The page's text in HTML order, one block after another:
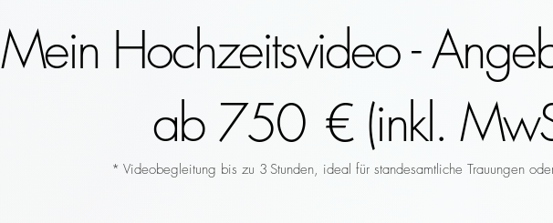
Mein Hochzeitsvideo -
ab 750 € (inkl.
* Videobegleitung bis zu 3 Stunden, ideal für standesamtliche Trauungen